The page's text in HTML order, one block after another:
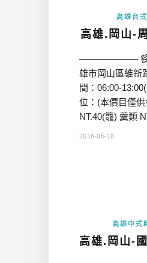
高雄台
高雄.岡山-
——————– 餐廳
雄市岡山區維新
間：06:00-
位：(本價目僅
NT.40(籠) 羹類
2016-05-18
高雄中式
高雄.岡山-